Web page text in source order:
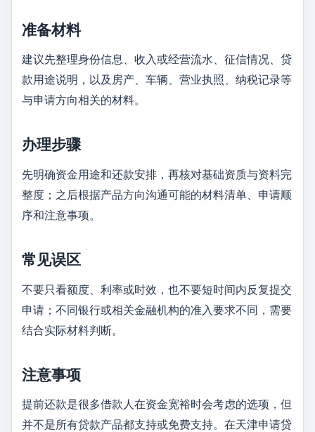
准备材料
建议先整理身份信息、收入或经营流水、征信情况、贷
款用途说明，以及房产、车辆、营业执照、纳税记录等
与申请方向相关的材料。
办理步骤
先明确资金用途和还款安排，再核对基础资质与资料完
整度；之后根据产品方向沟通可能的材料清单、申请顺
序和注意事项。
常见误区
不要只看额度、利率或时效，也不要短时间内反复提交
申请；不同银行或相关金融机构的准入要求不同，需要
结合实际材料判断。
注意事项
提前还款是很多借款人在资金宽裕时会考虑的选项，但
并不是所有贷款产品都支持或免费支持。在天津申请贷